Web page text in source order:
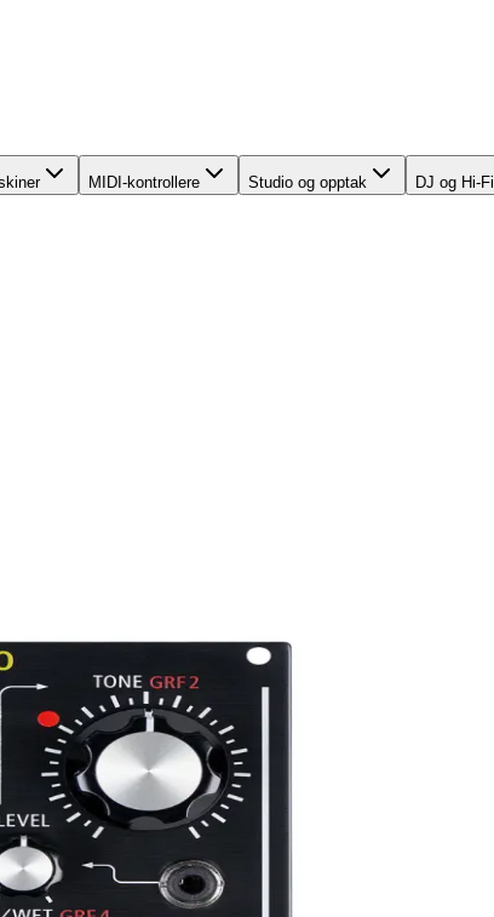
MIDI-kontrollere Studio og opptak DJ og Hi-Fi